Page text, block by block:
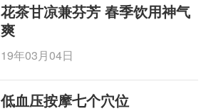
花茶甘凉兼芬芳 春季饮用神气
爽
19年03月04日
低血压按摩七个穴位